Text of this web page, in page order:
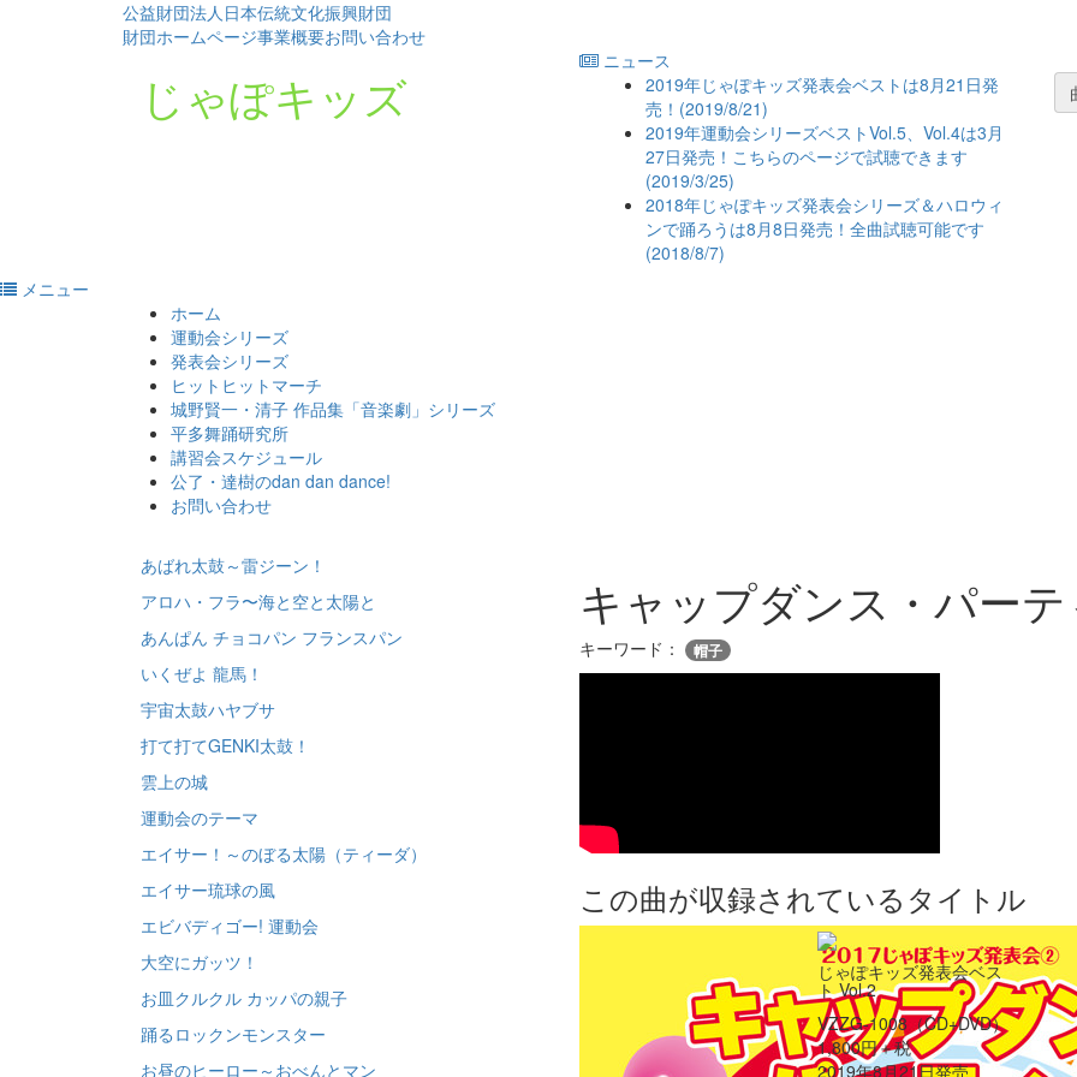
公益財団法人日本伝統文化振興財団
財団ホームページ事業概要お問い合わせ
じゃぽキッズ
ニュース
2019年じゃぽキッズ発表会ベストは8月21日発
売！(2019/8/21)
2019年運動会シリーズベストVol.5、Vol.4は3月
27日発売！こちらのページで試聴できます
(2019/3/25)
2018年じゃぽキッズ発表会シリーズ＆ハロウィ
ンで踊ろうは8月8日発売！全曲試聴可能です
(2018/8/7)
メニュー
ホーム
運動会シリーズ
発表会シリーズ
ヒットヒットマーチ
城野賢一・清子 作品集「音楽劇」シリーズ
平多舞踊研究所
講習会スケジュール
公了・達樹のdan dan dance!
お問い合わせ
あばれ太鼓～雷ジーン！
アロハ・フラ〜海と空と太陽と
あんぱん チョコパン フランスパン
いくぜよ 龍馬！
宇宙太鼓ハヤブサ
打て打てGENKI太鼓！
雲上の城
運動会のテーマ
エイサー！～のぼる太陽（ティーダ）
エイサー琉球の風
エビバディゴー! 運動会
大空にガッツ！
お皿クルクル カッパの親子
踊るロックンモンスター
お昼のヒーロー～おべんとマン
キャップダンス・パー
キーワード： 帽子
この曲が収録されているタイトル
じゃぽキッズ発表会ベス
ト Vol.2
VZZG-1008（CD+DVD）
1,800円＋税
2019年8月21日発売